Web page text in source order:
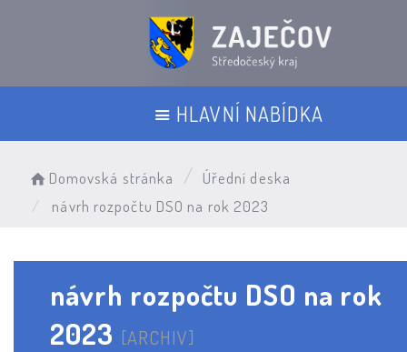
HLAVNÍ NABÍDKA
Domovská stránka
Úřední deska
návrh rozpočtu DSO na rok 2023
návrh rozpočtu DSO na rok
2023 [ARCHIV]